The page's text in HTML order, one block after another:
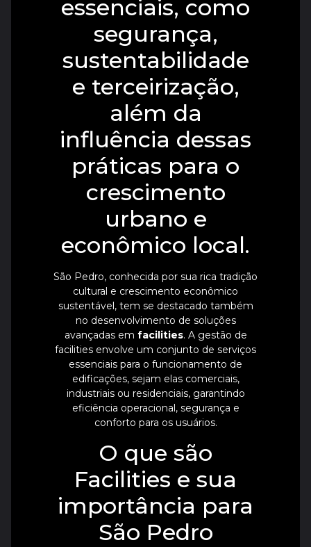
essenciais, como
segurança,
sustentabilidade
e terceirização,
além da
influência dessas
práticas para o
crescimento
urbano e
econômico local.
São Pedro, conhecida por sua rica tradição
cultural e crescimento econômico
sustentável, tem se destacado também
no desenvolvimento de soluções
avançadas em facilities. A gestão de
facilities envolve um conjunto de serviços
essenciais para o funcionamento de
edificações, sejam elas comerciais,
industriais ou residenciais, garantindo
eficiência operacional, segurança e
conforto para os usuários.
O que são
Facilities e sua
importância para
São Pedro